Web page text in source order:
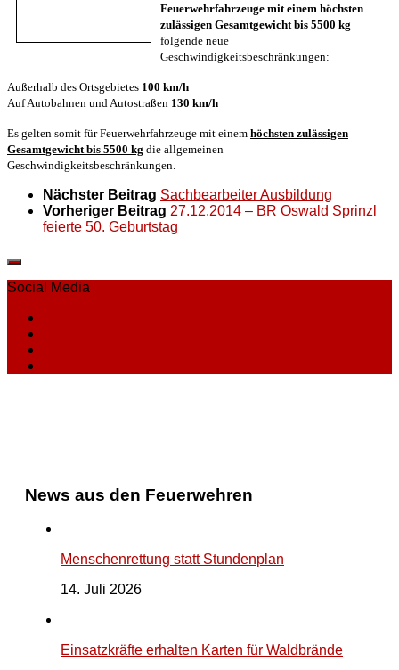
Feuerwehrfahrzeuge mit einem höchsten
zulässigen Gesamtgewicht bis 5500 kg
folgende neue
Geschwindigkeitsbeschränkungen:
Außerhalb des Ortsgebietes 100 km/h
Auf Autobahnen und Autostraßen 130 km/h
Es gelten somit für Feuerwehrfahrzeuge mit einem höchsten zulässigen
Gesamtgewicht bis 5500 kg die allgemeinen
Geschwindigkeitsbeschränkungen.
Nächster Beitrag Sachbearbeiter Ausbildung
Vorheriger Beitrag 27.12.2014 – BR Oswald Sprinzl
feierte 50. Geburtstag
Social Media
News aus den Feuerwehren
Menschenrettung statt Stundenplan
14. Juli 2026
Einsatzkräfte erhalten Karten für Waldbrände